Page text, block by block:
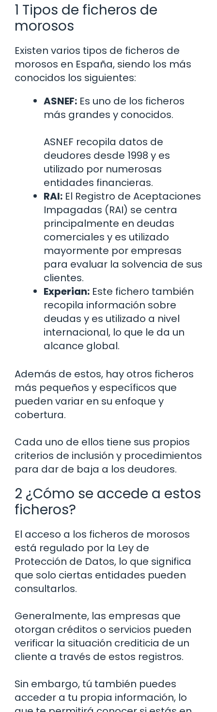
1 Tipos de ficheros de
morosos
Existen varios tipos de ficheros de
morosos en España, siendo los más
conocidos los siguientes:
ASNEF: Es uno de los ficheros
más grandes y conocidos.
ASNEF recopila datos de
deudores desde 1998 y es
utilizado por numerosas
entidades financieras.
RAI: El Registro de Aceptaciones
Impagadas (RAI) se centra
principalmente en deudas
comerciales y es utilizado
mayormente por empresas
para evaluar la solvencia de sus
clientes.
Experian: Este fichero también
recopila información sobre
deudas y es utilizado a nivel
internacional, lo que le da un
alcance global.
Además de estos, hay otros ficheros
más pequeños y específicos que
pueden variar en su enfoque y
cobertura.
Cada uno de ellos tiene sus propios
criterios de inclusión y procedimientos
para dar de baja a los deudores.
2 ¿Cómo se accede a estos
ficheros?
El acceso a los ficheros de morosos
está regulado por la Ley de
Protección de Datos, lo que significa
que solo ciertas entidades pueden
consultarlos.
Generalmente, las empresas que
otorgan créditos o servicios pueden
verificar la situación crediticia de un
cliente a través de estos registros.
Sin embargo, tú también puedes
acceder a tu propia información, lo